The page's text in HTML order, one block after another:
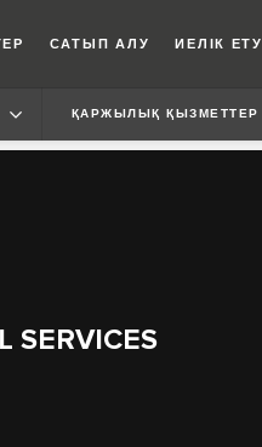
САТЫП АЛУ ИЕЛІК ЕТУ
ҚАРЖЫЛЫҚ ҚЫЗМЕТТЕР
SERVICES